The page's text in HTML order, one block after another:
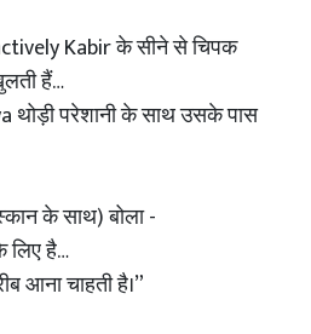
Kabir के सीने से चिपक
हैं…
थोड़ी परेशानी के साथ उसके पास
के साथ) बोला -
लिए है…
आना चाहती है।”